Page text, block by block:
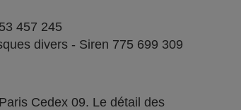
457 245
divers - Siren 775 699 309
Cedex 09. Le détail des